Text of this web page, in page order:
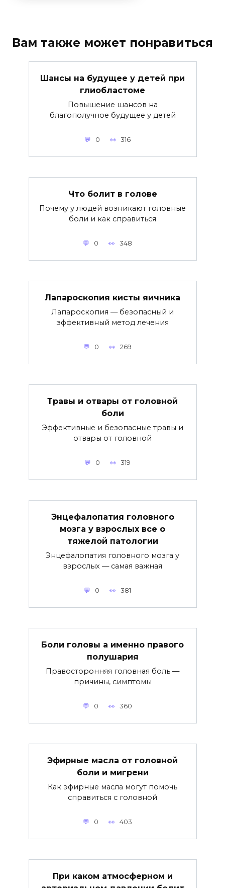
Вам также может понравиться
Шансы на будущее у детей при
глиобластоме
Повышение шансов на
благополучное будущее у детей
0 316
Что болит в голове
Почему у людей возникают головные
боли и как справиться
0 348
Лапароскопия кисты яичника
Лапароскопия — безопасный и
эффективный метод лечения
0 269
Травы и отвары от головной
боли
Эффективные и безопасные травы и
отвары от головной
0 319
Энцефалопатия головного
мозга у взрослых все о
тяжелой патологии
Энцефалопатия головного мозга у
взрослых — самая важная
0 381
Боли головы а именно правого
полушария
Правосторонняя головная боль —
причины, симптомы
0 360
Эфирные масла от головной
боли и мигрени
Как эфирные масла могут помочь
справиться с головной
0 403
При каком атмосферном и